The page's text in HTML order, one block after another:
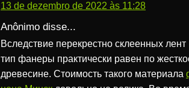
13 de dezembro de 2022 às 11:28
Anônimo disse...
Вследствие перекрестно склеенных
тип фанеры практически равен по
древесине. Стоимость такого материала